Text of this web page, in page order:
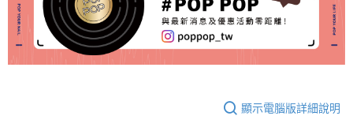
顯示電腦版詳細說明